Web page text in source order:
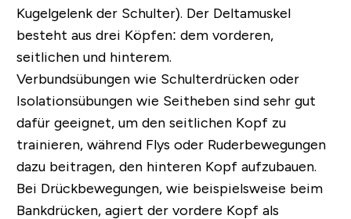
Kugelgelenk der Schulter). Der Deltamuskel
besteht aus drei Köpfen: dem vorderen,
seitlichen und hinterem.
Verbundsübungen wie Schulterdrücken oder
Isolationsübungen wie Seitheben sind sehr gut
dafür geeignet, um den seitlichen Kopf zu
trainieren, während Flys oder Ruderbewegungen
dazu beitragen, den hinteren Kopf aufzubauen.
Bei Drückbewegungen, wie beispielsweise beim
Bankdrücken, agiert der vordere Kopf als